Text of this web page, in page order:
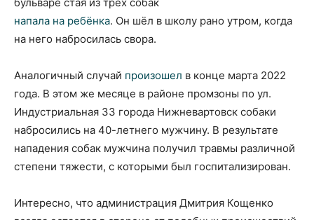
напала на ребёнка. Он шёл в школу рано утром, когда
на него набросилась свора.
Аналогичный случай произошел в конце марта 2022
года. В этом же месяце в районе промзоны по ул.
Индустриальная 33 города Нижневартовск собаки
набросились на 40-летнего мужчину. В результате
нападения собак мужчина получил травмы различной
степени тяжести, с которыми был госпитализирован.
Интересно, что администрация Дмитрия Кощенко